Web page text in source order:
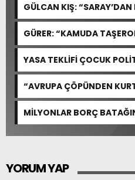
GÜLCAN KIŞ: “SARAY’DAN
İNFAZ!”
GÜRER: “KAMUDA
KADROYA ALINMALI”
YASA TEKLİFİ ÇOCUK
“AVRUPA ÇÖPÜNDEN
FEDA EDEMEZSİNİZ!”
MİLYONLAR BORÇ
CEVABI:
YORUM YAP